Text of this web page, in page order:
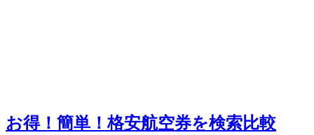
お得！簡単！格安航空券を検索比較